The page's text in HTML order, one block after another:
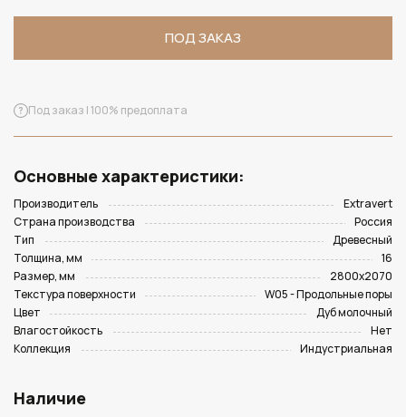
ПОД ЗАКАЗ
Под заказ | 100% предоплата
Основные характеристики:
Производитель
Extravert
Страна производства
Россия
Тип
Древесный
Толщина, мм
16
Размер, мм
2800х2070
Текстура поверхности
W05 - Продольные поры
Цвет
Дуб молочный
Влагостойкость
Нет
Коллекция
Индустриальная
Наличие